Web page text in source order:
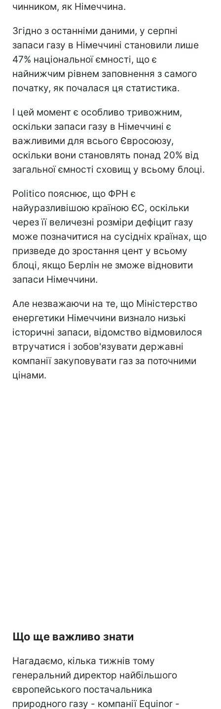
чинником, як Німеччина.
Згідно з останніми даними, у серпні
запаси газу в Німеччині становили лише
47% національної ємності, що є
найнижчим рівнем заповнення з самого
початку, як почалася ця статистика.
І цей момент є особливо тривожним,
оскільки запаси газу в Німеччині є
важливими для всього Євросоюзу,
оскільки вони становлять понад 20% від
загальної ємності сховищ у всьому блоці.
Politico пояснює, що ФРН є
найуразливішою країною ЄС, оскільки
через її величезні розміри дефіцит газу
може позначитися на сусідніх країнах, що
призведе до зростання цент у всьому
блоці, якщо Берлін не зможе відновити
запаси Німеччини.
Але незважаючи на те, що Міністерство
енергетики Німеччини визнало низькі
історичні запаси, відомство відмовилося
втручатися і зобов'язувати державні
компанії закуповувати газ за поточними
цінами.
Що ще важливо знати
Нагадаємо, кілька тижнів тому
генеральний директор найбільшого
європейського постачальника
природного газу - компанії Equinor -